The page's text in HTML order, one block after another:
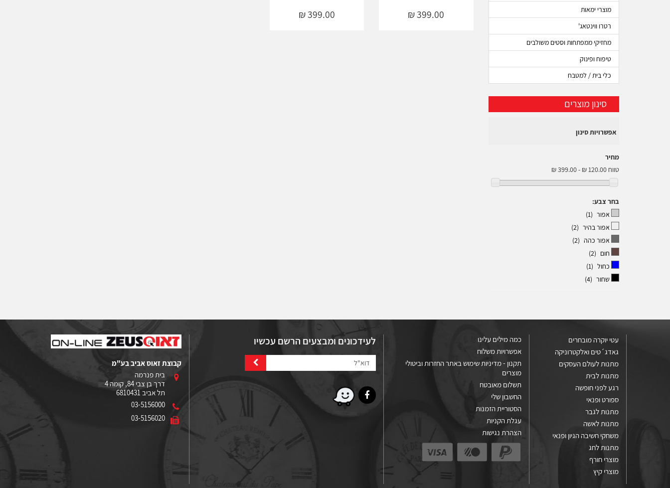
מוצרי ימאות
רטרו ווינטאג'
מחזיקי ממפתחות וסטים משולבים
טיפוח ופינוק
כלי בית / למטבח
סינון מוצרים
אפשרויות סינון
מחיר
טווח
בחר צבע:
אפור (1)
אפור בהיר (2)
אפור כהה (2)
חום (2)
כחול (1)
שחור (4)
עטי יוקרה מובחרים
גאדג´טים ואלקטרוניקה
מתנות לעולם העסקים
מתנות לבית
רגע לפני חופשה
ספורט ופנאי
מתנות לגבר
מתנות לאשה
משחקי חשיבה הגיון ופנאי
מתנות לחג
מוצרי חורף
מוצרי קיץ
כמה מילים עלינו
אפשרויות משלוח
תקנון - מדיניות שימוש באתר החזרות וביטולי
מוצרים
תשלום מאובטח
החשבון שלי
הסטוריית הזמנות
עגלת הקניות
הצהרת נגישות
לעידכונים ומבצעים הרשם עכשיו
קבוצת זאוס אביב בע"מ
בית פנרמה
דרך בן צבי 84, קומה 4
תל אביב 6810431
03-5156000
03-5156020